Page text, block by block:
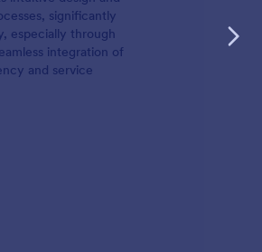
significantly
especially through
integration of
and service